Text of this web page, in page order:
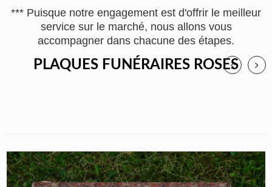
*** Puisque notre engagement est d'offrir le meilleur
service sur le marché, nous allons vous
accompagner dans chacune des étapes.
PLAQUES FUNÉRAIRES ROSES